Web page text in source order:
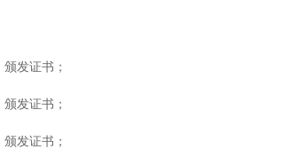
发证书；
发证书；
发证书；